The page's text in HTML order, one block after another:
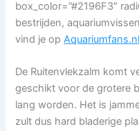
box_color=”#2196F3″
bestrijden,
vind je opAquariumfans.nl
De Ruitenvlekzalm komt
geschikt voor de grotere
lang worden. Het is
zult dus hard bladerige